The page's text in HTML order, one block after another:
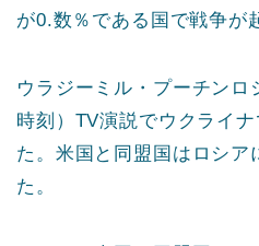
が0.数％である国で戦争が
ウラジーミル・プーチン
時刻）TV演説でウクライ
た。米国と同盟国はロシア
た。